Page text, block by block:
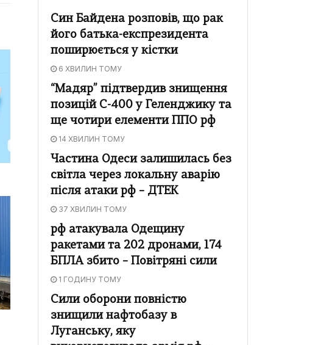
Син Байдена розповів, що рак
його батька-експрезидента
поширюється у кістки
6 ХВИЛИН ТОМУ
“Мадяр” підтвердив знищення
позицій С-400 у Геленджику та
ще чотири елементи ППО рф
14 ХВИЛИН ТОМУ
Частина Одеси залишилась без
світла через локальну аварію
після атаки рф – ДТЕК
37 ХВИЛИН ТОМУ
рф атакувала Одещину
ракетами та 202 дронами, 174
БПЛА збито – Повітряні сили
1 ГОДИНУ ТОМУ
Сили оборони повністю
знищили нафтобазу в
Луганську, яку